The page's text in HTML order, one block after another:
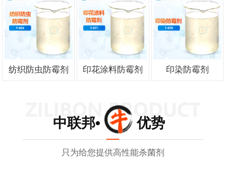
纺织防虫防霉剂 印花涂料防霉剂 印染防霉剂
中联邦• 优势
只为给您提供高性能杀菌剂